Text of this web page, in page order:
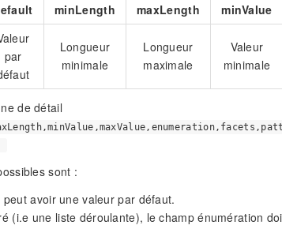
minLength maxLength minValue
par
Longueur
minimale
Longueur
maximale
Valeur
minimale
de détail
sont :
avoir une valeur par défaut.
(i.e une liste déroulante), le champ énumération